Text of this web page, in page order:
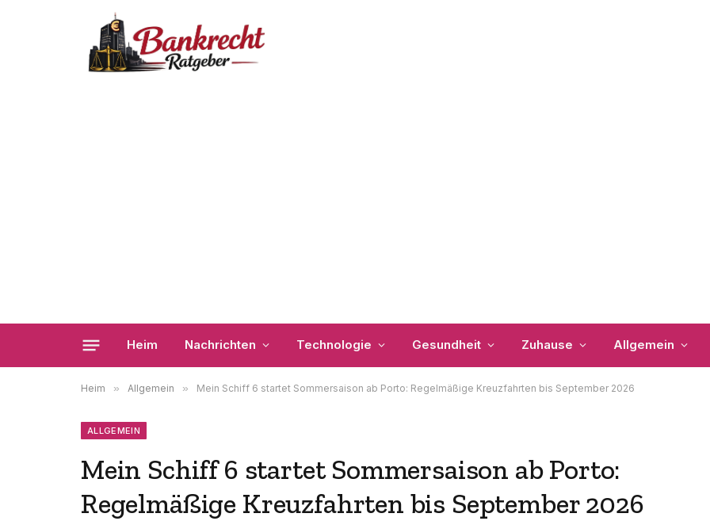
Heim Nachrichten Technologie Gesundheit Zuhause Allgemein
Heim » Allgemein » Mein Schiff 6 startet Sommersaison ab Porto: Regelmäßige Kreuzfahrten bis September 2026
ALLGEMEIN
Mein Schiff 6 startet Sommersaison ab Porto:
Regelmäßige Kreuzfahrten bis September 2026